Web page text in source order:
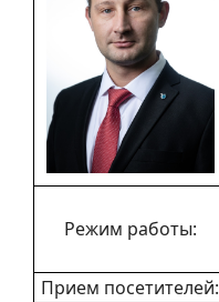
Режим работы:
Прием посетителей: